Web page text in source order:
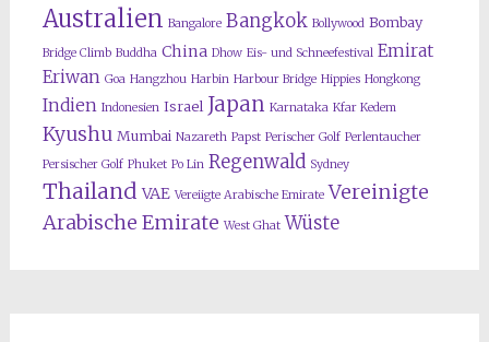
Australien Bangalore Bangkok Bollywood Bombay
Bridge Climb Buddha China Dhow Eis- und Schneefestival Emirat
Eriwan Goa Hangzhou Harbin Harbour Bridge Hippies Hongkong
Indien Indonesien Israel Japan Karnataka Kfar Kedem
Kyushu Mumbai Nazareth Papst Perischer Golf Perlentaucher
Persischer Golf Phuket Po Lin Regenwald Sydney
Thailand VAE Vereiigte Arabische Emirate Vereinigte
Arabische Emirate West Ghat Wüste